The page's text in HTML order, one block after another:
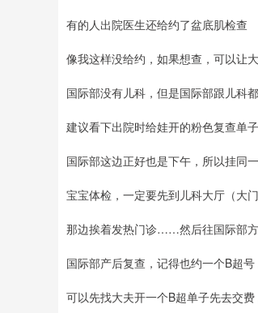
有的人出院医生还给约了盆底肌检查
像我这样没给约，如果想查，可以让
国际部没有儿科，但是国际部跟儿科
建议看下出院时给娃开的粉色复查单
国际部这边正好也是下午，所以挂同
宝宝体检，一定要先到儿科大厅（大
那边挨着发热门诊……然后往国际部
国际部产后复查，记得也约一个B超
可以先找大夫开一个B超单子先去交